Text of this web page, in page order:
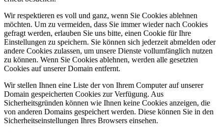
Wir respektieren es voll und ganz, wenn Sie Cookies ablehnen
möchten. Um zu vermeiden, dass Sie immer wieder nach Cookies
gefragt werden, erlauben Sie uns bitte, einen Cookie für Ihre
Einstellungen zu speichern. Sie können sich jederzeit abmelden oder
andere Cookies zulassen, um unsere Dienste vollumfänglich nutzen
zu können. Wenn Sie Cookies ablehnen, werden alle gesetzten
Cookies auf unserer Domain entfernt.
Wir stellen Ihnen eine Liste der von Ihrem Computer auf unserer
Domain gespeicherten Cookies zur Verfügung. Aus
Sicherheitsgründen können wie Ihnen keine Cookies anzeigen, die
von anderen Domains gespeichert werden. Diese können Sie in den
Sicherheitseinstellungen Ihres Browsers einsehen.